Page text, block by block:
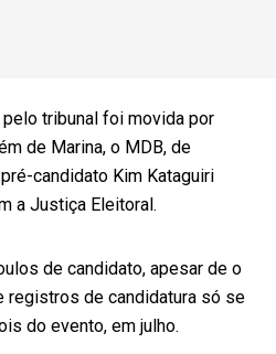
tribunal foi movida por
de Marina, o MDB, de
candidato Kim Kataguiri
a Justiça Eleitoral.
de candidato, apesar de o
registros de candidatura só se
do evento, em julho.